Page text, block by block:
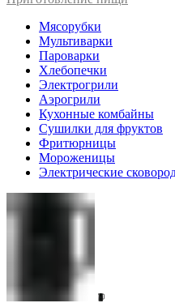
Мясорубки
Мультиварки
Пароварки
Хлебопечки
Электрогрили
Аэрогрили
Кухонные комбайны
Сушилки для фруктов
Фритюрницы
Мороженицы
Электрические